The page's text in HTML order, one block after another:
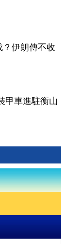
伊朗傳不收
甲車進駐衡山